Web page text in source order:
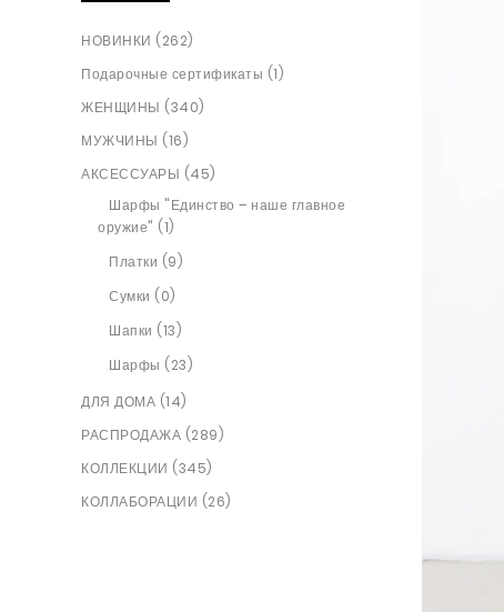
НОВИНКИ (262)
Подарочные сертификаты (1)
ЖЕНЩИНЫ (340)
МУЖЧИНЫ (16)
АКСЕССУАРЫ (45)
Шарфы "Единство – наше главное
оружие" (1)
Платки (9)
Сумки (0)
Шапки (13)
Шарфы (23)
ДЛЯ ДОМА (14)
РАСПРОДАЖА (289)
КОЛЛЕКЦИИ (345)
КОЛЛАБОРАЦИИ (26)